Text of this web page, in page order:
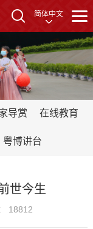
简体中文
导赏 在线教育
粤博讲台
世今生
18812